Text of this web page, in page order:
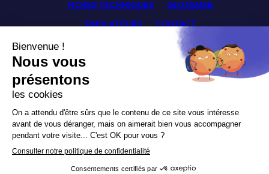
FICHES TECHNIQUES
GLOSSAIRE
SIMULATEURS
CONTACT
Facebook
Linkedin
Politique de confidentialité
Mentions légales